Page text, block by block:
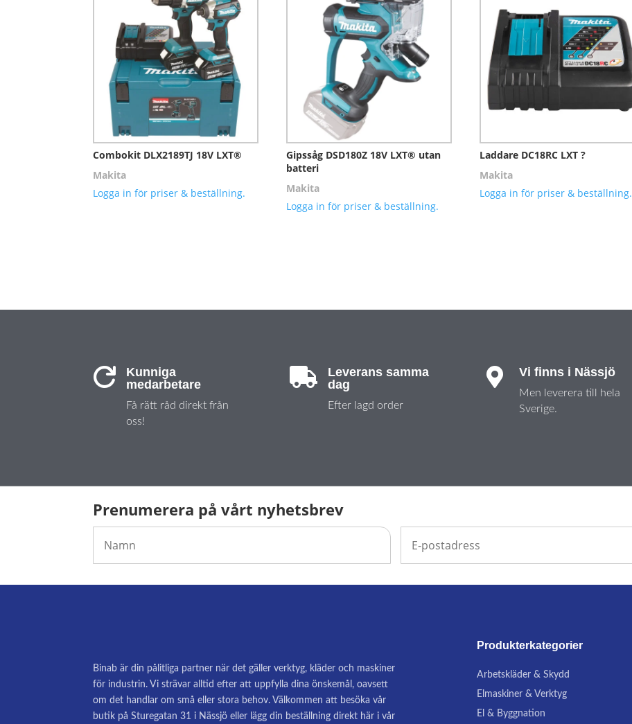
Combokit DLX2189TJ 18V LXT®
Makita
Logga in för priser & beställning.
Gipssåg DSD180Z 18V LXT® utan
batteri
Makita
Logga in för priser & beställning.
Laddare DC18RC LXT ?
Makita
Logga in för priser & beställning.

Kunniga
medarbetare
Få rätt råd direkt från
oss!

Leverans samma
dag
Efter lagd order
 Vi finns i Nässjö
Men leverera till hela
Sverige.
Prenumerera på vårt nyhetsbrev
Binab är din pålitliga partner när det gäller verktyg, kläder och maskiner
för industrin. Vi strävar alltid efter att uppfylla dina önskemål, oavsett
om det handlar om små eller stora behov. Välkommen att besöka vår
butik på Sturegatan 31 i Nässjö eller lägg din beställning direkt här i vår
Produkterkategorier
Arbetskläder & Skydd
Elmaskiner & Verktyg
El & Byggnation